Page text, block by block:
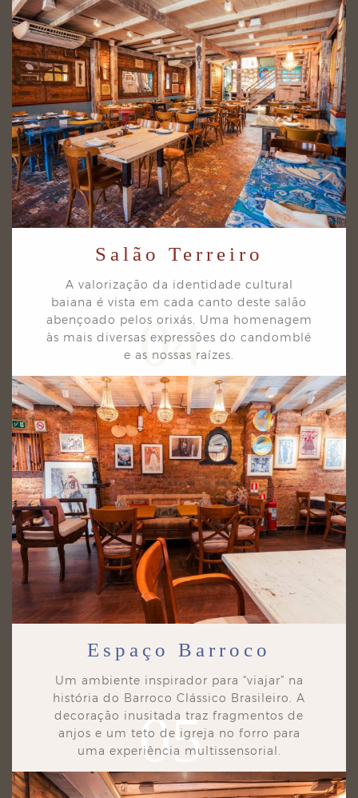
04
Salão Terreiro
A valorização da identidade cultural
baiana é vista em cada canto deste salão
abençoado pelos orixás. Uma homenagem
às mais diversas expressões do candomblé
e as nossas raízes.
05
Espaço Barroco
Um ambiente inspirador para “viajar” na
história do Barroco Clássico Brasileiro. A
decoração inusitada traz fragmentos de
anjos e um teto de igreja no forro para
uma experiência multissensorial.